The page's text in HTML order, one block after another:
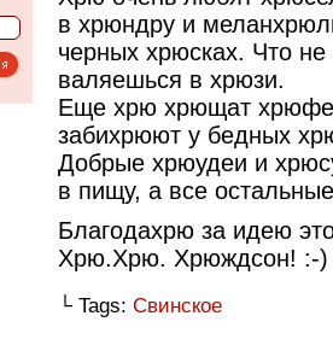
в хрюндру и
черных хрюсках. Что
валяешься в хрюзи.
Еще хрю хрющат
забихрюют у бедных
Добрые хрюудеи и
в пищу, а все
Благодахрю за идею
Хрю.Хрю. Хрюждсон! :-)
└ Tags: Свинское